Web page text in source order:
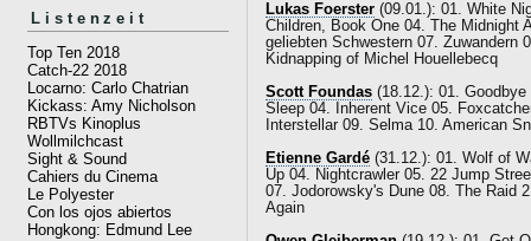
Listenzeit
Top Ten 2018
Catch-22 2018
Locarno: Carlo Chatrian
Kickass: Amy Nicholson
RBTVs Kinoplus
Wollmilchcast
Sight & Sound
Cahiers du Cinema
Le Polyester
Con los ojos abiertos
Hongkong: Edmund Lee
Lukas Foerster (09.01.): 01. White
Children, Book One 04. The Midnight
geliebten Schwestern 07. Zuwandern
Kidnapping of Michel Houellebecq
Scott Foundas (18.12.): 01.
Sleep 04. Inherent Vice 05.
Interstellar 09. Selma 10. American
Etienne Gardé (31.12.): 01. Wolf of
Up 04. Nightcrawler 05. 22 Jump
07. Jodorowsky's Dune 08. The Raid
Again